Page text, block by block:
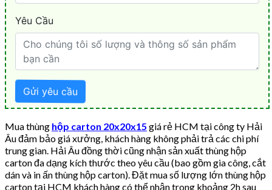
Mua thùng hộp carton 20x20x15 giá rẻ HCM tại công ty Hải
Âu đảm bảo giá xưởng, khách hàng không phải trả các chi phí
trung gian. Hải Âu đồng thời cũng nhận sản xuất thùng hộp
carton đa dạng kích thước theo yêu cầu (bao gồm gia công, cắt
dán và in ấn thùng hộp carton). Đặt mua số lượng lớn thùng hộp
carton tại HCM khách hàng có thể nhận trong khoảng 2h sau